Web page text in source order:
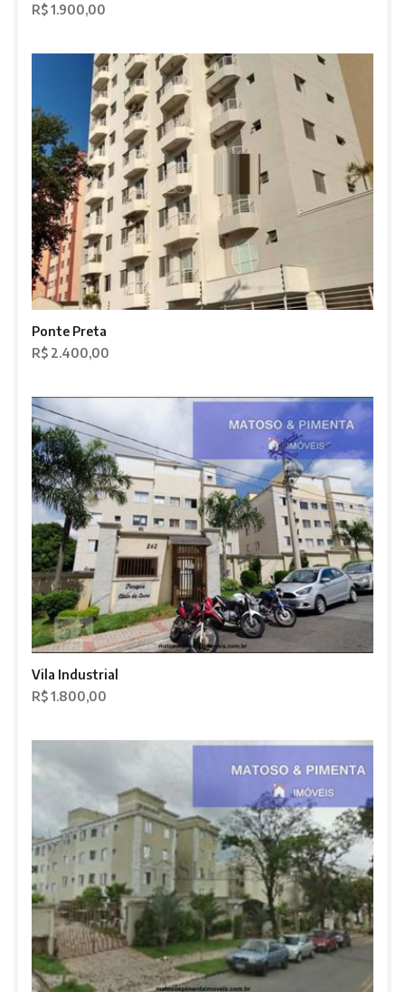
R$ 1.900,00
Ponte Preta
R$ 2.400,00
Vila Industrial
R$ 1.800,00